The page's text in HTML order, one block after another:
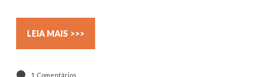
LEIA MAIS >>>
1 Comentários